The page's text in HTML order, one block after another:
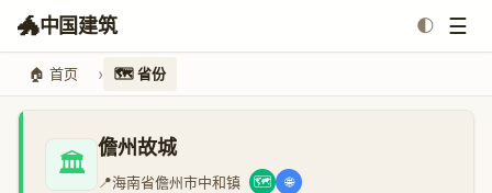
🐲中国建筑 🌓 ☰
🏠 首页 🗺️ 省份
🏛️ 儋州故城
📍海南省儋州市中和镇 🗺️ 🌐